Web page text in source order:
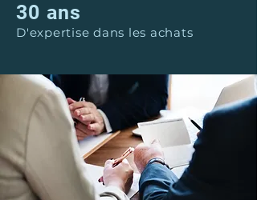
30 ans
D'expertise dans les achats